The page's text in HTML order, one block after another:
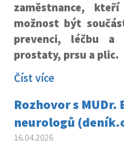
zaměstnance,
možnost být
prevenci, léčbu a
prostaty, prsu a plic.
Číst více
Rozhovor s
neurologů
16.04.2026